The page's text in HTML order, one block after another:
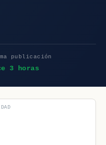
publicación
3 horas